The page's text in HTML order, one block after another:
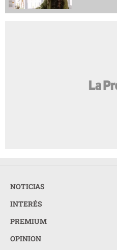
NOTICIAS
INTERÉS
PREMIUM
OPINION